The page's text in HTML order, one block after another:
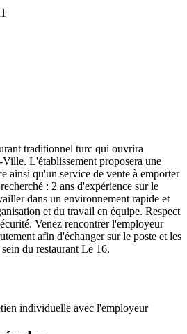
traditionnel turc qui ouvrira
L'établissement proposera une
ainsi qu'un service de vente à emporter
: 2 ans d'expérience sur le
dans un environnement rapide et
et du travail en équipe. Respect
Venez rencontrer l'employeur
afin d'échanger sur le poste et les
du restaurant Le 16.
individuelle avec l'employeur